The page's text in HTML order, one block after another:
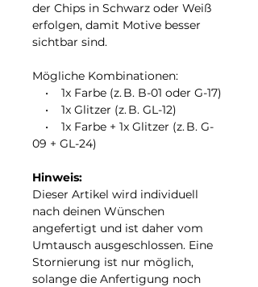
der Chips in Schwarz oder Weiß
erfolgen, damit Motive besser
sichtbar sind.
Mögliche Kombinationen:
• 1x Farbe (z. B. B-01 oder G-17)
• 1x Glitzer (z. B. GL-12)
• 1x Farbe + 1x Glitzer (z. B. G-
09 + GL-24)
Hinweis:
Dieser Artikel wird individuell
nach deinen Wünschen
angefertigt und ist daher vom
Umtausch ausgeschlossen. Eine
Stornierung ist nur möglich,
solange die Anfertigung noch